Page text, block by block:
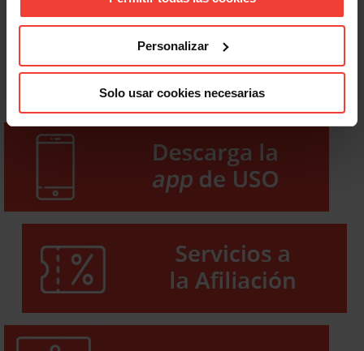
Personalizar
Solo usar cookies necesarias